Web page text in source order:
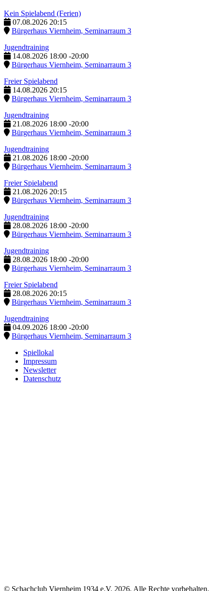
Kein Spielabend (Ferien)
07.08.2026 20:15
Bürgerhaus Viernheim, Seminarraum 3
Jugendtraining
14.08.2026 18:00 -20:00
Bürgerhaus Viernheim, Seminarraum 3
Freier Spielabend
14.08.2026 20:15
Bürgerhaus Viernheim, Seminarraum 3
Jugendtraining
21.08.2026 18:00 -20:00
Bürgerhaus Viernheim, Seminarraum 3
Jugendtraining
21.08.2026 18:00 -20:00
Bürgerhaus Viernheim, Seminarraum 3
Freier Spielabend
21.08.2026 20:15
Bürgerhaus Viernheim, Seminarraum 3
Jugendtraining
28.08.2026 18:00 -20:00
Bürgerhaus Viernheim, Seminarraum 3
Jugendtraining
28.08.2026 18:00 -20:00
Bürgerhaus Viernheim, Seminarraum 3
Freier Spielabend
28.08.2026 20:15
Bürgerhaus Viernheim, Seminarraum 3
Jugendtraining
04.09.2026 18:00 -20:00
Bürgerhaus Viernheim, Seminarraum 3
Spiellokal
Impressum
Newsletter
Datenschutz
© Schachclub Viernheim 1934 e.V. 2026. Alle Rechte vorbehalten.